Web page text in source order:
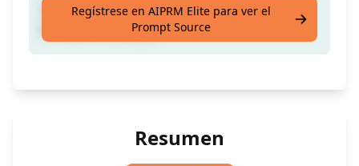
Un desarrollador senior de Python puede
brindarte consejos.
Regístrese en AIPRM Elite para ver el
Prompt Source
Resumen